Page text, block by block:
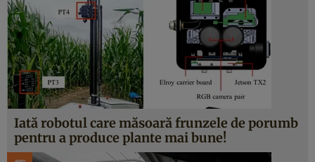
Iată robotul care măsoară frunzele de porumb
pentru a produce plante mai bune!